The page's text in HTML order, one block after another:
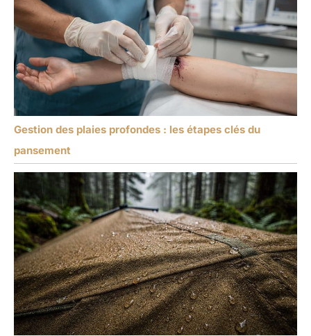
Gestion des plaies profondes : les étapes clés du
pansement